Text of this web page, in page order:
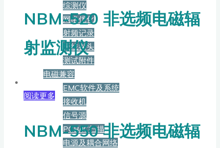
综测仪
网络优化
射频记录
天线探头
测试附件
电磁兼容
EMC软件及系统
接收机
信号源
PCB/IC扫描
电源及耦合网络
NBM-520 非选频电磁辐
射监测仪
阅读更多
NBM-550 非选频电磁辐